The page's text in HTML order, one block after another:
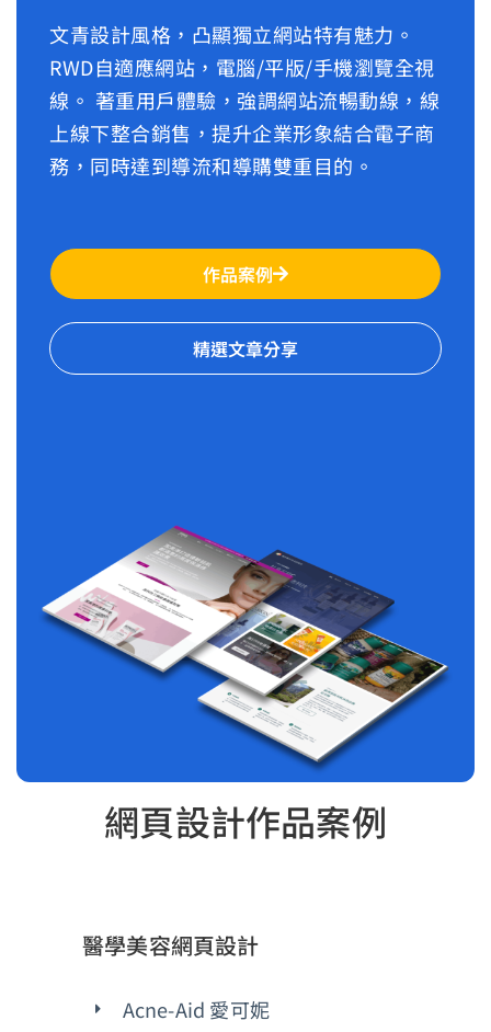
文青設計風格，凸顯獨立網站特有魅力。
RWD自適應網站，電腦/平版/手機瀏覽全視
線。 著重用戶體驗，強調網站流暢動線，線
上線下整合銷售，提升企業形象結合電子商
務，同時達到導流和導購雙重目的。
作品案例
精選文章分享
網頁設計作品案例
醫學美容網頁設計
Acne-Aid 愛可妮